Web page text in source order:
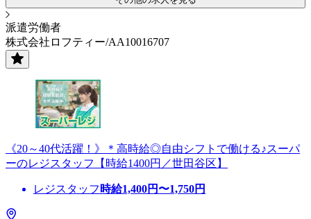
派遣労働者
株式会社ロフティー/AA10016707
《20～40代活躍！》＊高時給◎自由シフトで働ける♪スーパ
ーのレジスタッフ【時給1400円／世田谷区】
レジスタッフ 時給1,400円〜1,750円